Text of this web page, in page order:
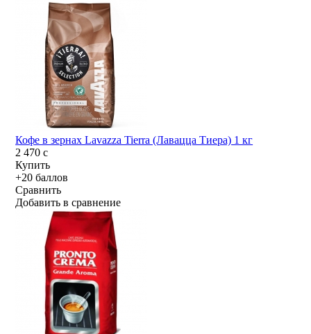
Кофе в зернах Lavazza Tierra (Лавацца Тиера) 1 кг
2 470c
Купить
+20 баллов
Сравнить
Добавить в сравнение